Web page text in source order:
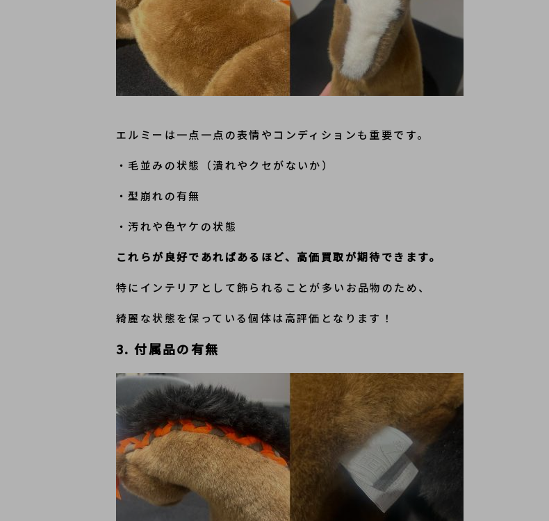
エルミーは一点一点の表情やコンディションも重要です。
・毛並みの状態（潰れやクセがないか）
・型崩れの有無
・汚れや色ヤケの状態
これらが良好であればあるほど、高価買取が期待できます。
特にインテリアとして飾られることが多いお品物のため、
綺麗な状態を保っている個体は高評価となります！
3. 付属品の有無